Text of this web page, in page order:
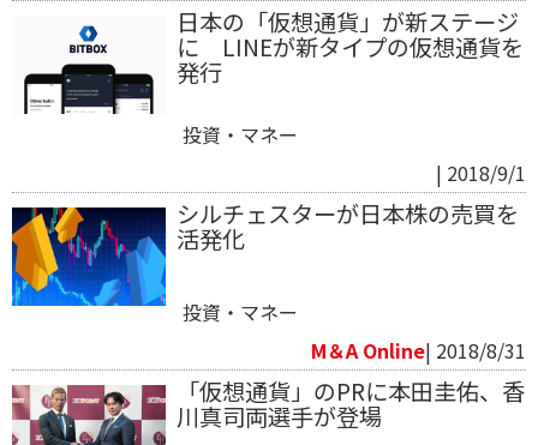
日本の「仮想通貨」が新ステージ
に LINEが新タイプの仮想通貨を
発行
投資・マネー
| 2018/9/1
シルチェスターが日本株の売買を
活発化
投資・マネー
M＆A Online| 2018/8/31
「仮想通貨」のPRに本田圭佑、香
川真司両選手が登場